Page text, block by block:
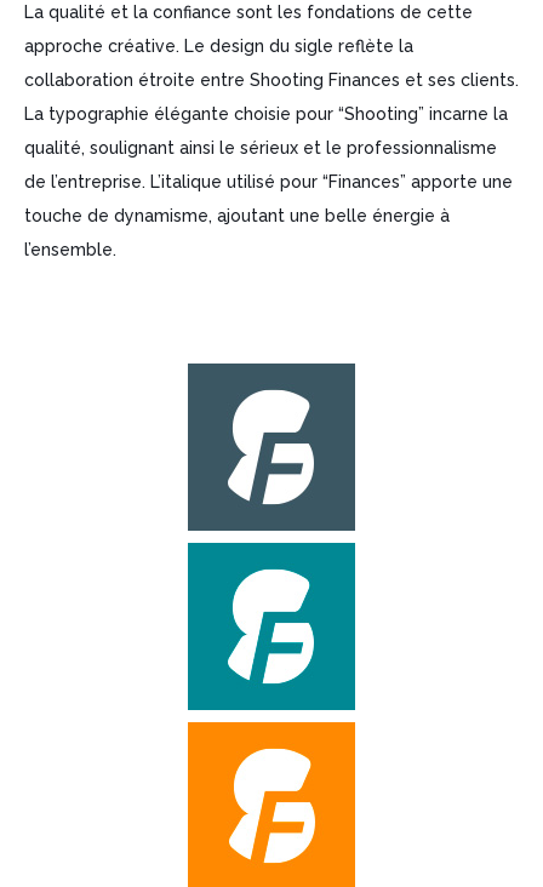
La qualité et la confiance sont les fondations de cette
approche créative. Le design du sigle reflète la
collaboration étroite entre Shooting Finances et ses clients.
La typographie élégante choisie pour “Shooting” incarne la
qualité, soulignant ainsi le sérieux et le professionnalisme
de l’entreprise. L’italique utilisé pour “Finances” apporte une
touche de dynamisme, ajoutant une belle énergie à
l’ensemble.